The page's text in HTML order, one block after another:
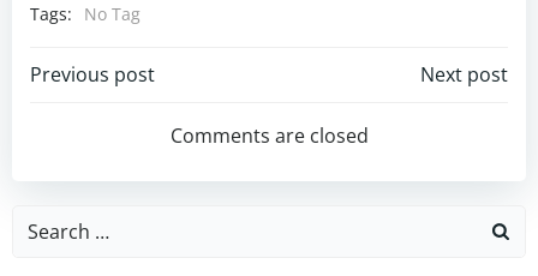
Tags:
No Tag
Post
navigation
Previous post
navigation
Next post
Comments are closed
Search